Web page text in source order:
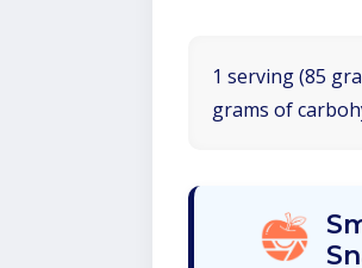
1 serving (85
grams of